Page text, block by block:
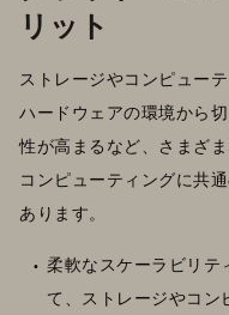
リット
ストレージやコンピュー
ハードウェアの環境から
性が高まるなど、さまざ
コンピューティングに共
あります。
柔軟なスケーラビリテ
て、ストレージやコン